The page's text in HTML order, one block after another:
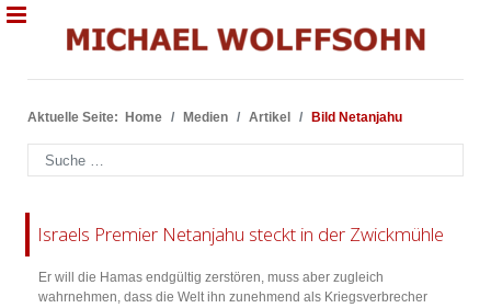
Aktuelle Seite: Home Medien Artikel Bild Netanjahu
Suchen
Israels Premier Netanjahu steckt in der Zwickmühle
Er will die Hamas endgültig zerstören, muss aber zugleich
wahrnehmen, dass die Welt ihn zunehmend als Kriegsverbrecher